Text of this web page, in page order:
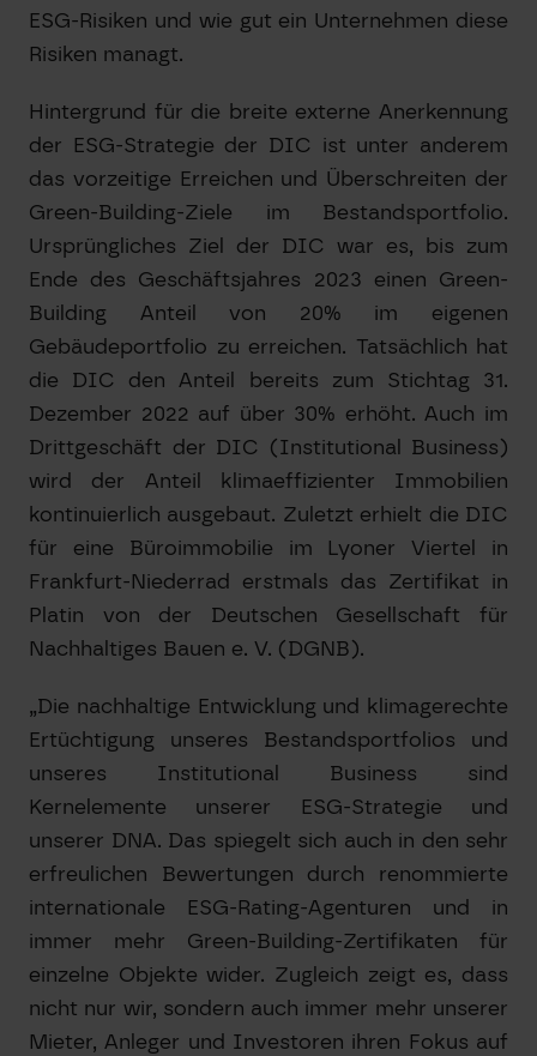
ESG-Risiken und wie gut ein Unternehmen diese
Risiken managt.
Hintergrund für die breite externe Anerkennung
der ESG-Strategie der DIC ist unter anderem
das vorzeitige Erreichen und Überschreiten der
Green-Building-Ziele im Bestandsportfolio.
Ursprüngliches Ziel der DIC war es, bis zum
Ende des Geschäftsjahres 2023 einen Green-
Building Anteil von 20% im eigenen
Gebäudeportfolio zu erreichen. Tatsächlich hat
die DIC den Anteil bereits zum Stichtag 31.
Dezember 2022 auf über 30% erhöht. Auch im
Drittgeschäft der DIC (Institutional Business)
wird der Anteil klimaeffizienter Immobilien
kontinuierlich ausgebaut. Zuletzt erhielt die DIC
für eine Büroimmobilie im Lyoner Viertel in
Frankfurt-Niederrad erstmals das Zertifikat in
Platin von der Deutschen Gesellschaft für
Nachhaltiges Bauen e. V. (DGNB).
„Die nachhaltige Entwicklung und klimagerechte
Ertüchtigung unseres Bestandsportfolios und
unseres Institutional Business sind
Kernelemente unserer ESG-Strategie und
unserer DNA. Das spiegelt sich auch in den sehr
erfreulichen Bewertungen durch renommierte
internationale ESG-Rating-Agenturen und in
immer mehr Green-Building-Zertifikaten für
einzelne Objekte wider. Zugleich zeigt es, dass
nicht nur wir, sondern auch immer mehr unserer
Mieter, Anleger und Investoren ihren Fokus auf